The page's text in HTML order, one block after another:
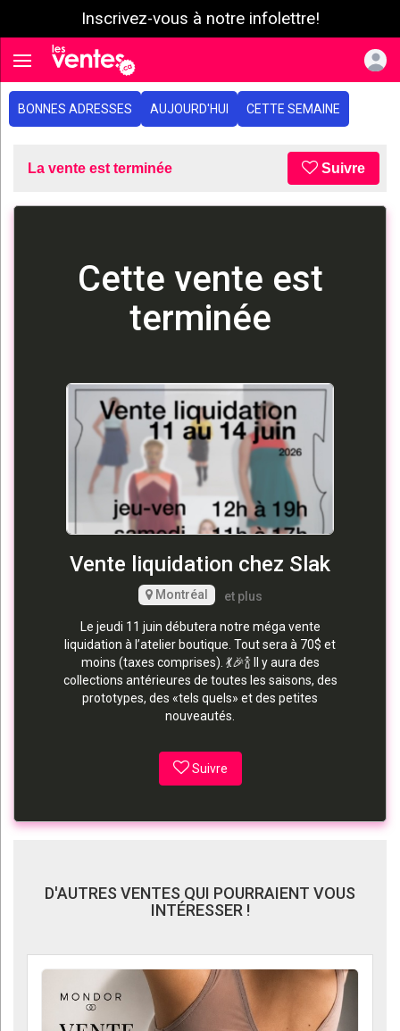
Inscrivez-vous à notre infolettre!
Toggle navigation
BONNES ADRESSES AUJOURD'HUI CETTE SEMAINE
La vente est terminée Suivre
Cette vente est
terminée
Vente liquidation chez Slak
Montréal et plus
Le jeudi 11 juin débutera notre méga vente
liquidation à l’atelier boutique. Tout sera à 70$ et
moins (taxes comprises). 💃🎉🍾 Il y aura des
collections antérieures de toutes les saisons, des
prototypes, des «tels quels» et des petites
nouveautés.
Suivre
D'AUTRES VENTES QUI POURRAIENT VOUS
INTÉRESSER !